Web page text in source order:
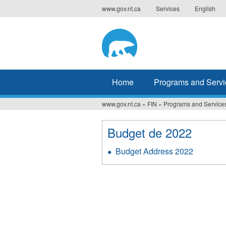
to
www.gov.nt.ca Services English
Home Programs and
You
are
here
www.gov.nt.ca » FIN » Programs and
Budget de 2022
Budget Address 2022